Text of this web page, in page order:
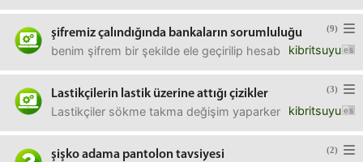
(9)
şifremiz çalındığında bankaların sorumluluğu
kibritsuyu
benim şifrem bir şekilde ele geçirilip hesabım
(3)
Lastikçilerin lastik üzerine attığı çizikler
kibritsuyu
Lastikçiler sökme takma değişim yaparken hangi lastiği
(2)
şişko adama pantolon tavsiyesi